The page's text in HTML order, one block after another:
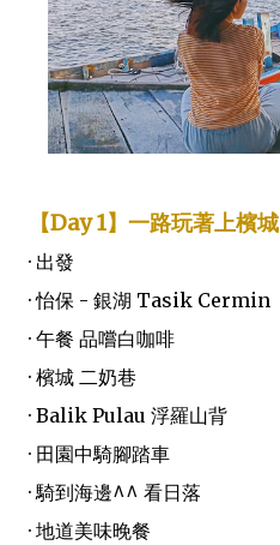
【Day 1】一路玩著上檳城
· 出發
· 怡保 - 銀湖 Tasik Cermin
· 午餐 品嚐白咖啡
· 檳城 二奶巷
· Balik Pulau 浮羅山背
· 田園中騎腳踏車
· 騎到海邊^^ 看日落
· 地道美味晚餐